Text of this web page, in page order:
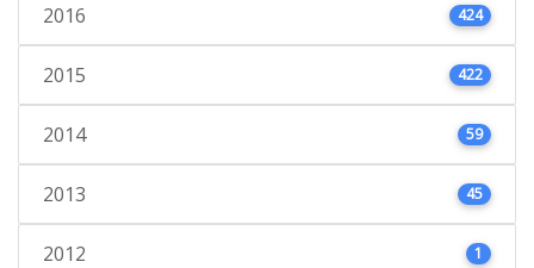
2016 424
2015 422
2014 59
2013 45
2012 1